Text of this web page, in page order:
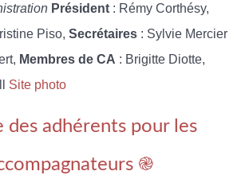
Président : Rémy Corthésy,
Piso, Secrétaires : Sylvie Mercier
Membres de CA : Brigitte Diotte,
Site photo
des adhérents pour les
֎